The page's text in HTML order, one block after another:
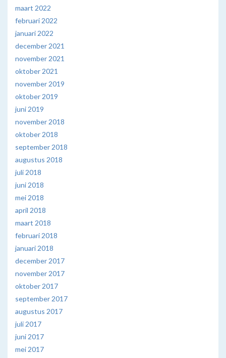
maart 2022
februari 2022
januari 2022
december 2021
november 2021
oktober 2021
november 2019
oktober 2019
juni 2019
november 2018
oktober 2018
september 2018
augustus 2018
juli 2018
juni 2018
mei 2018
april 2018
maart 2018
februari 2018
januari 2018
december 2017
november 2017
oktober 2017
september 2017
augustus 2017
juli 2017
juni 2017
mei 2017